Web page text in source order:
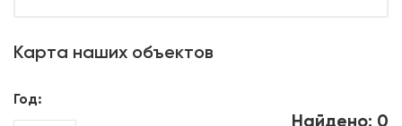
Карта наших объектов
Год: